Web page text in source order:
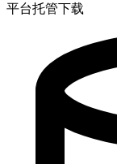
平台托管下载